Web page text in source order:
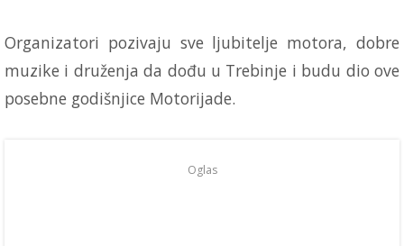
Organizatori pozivaju sve ljubitelje motora, dobre
muzike i druženja da dođu u Trebinje i budu dio ove
posebne godišnjice Motorijade.
Oglas